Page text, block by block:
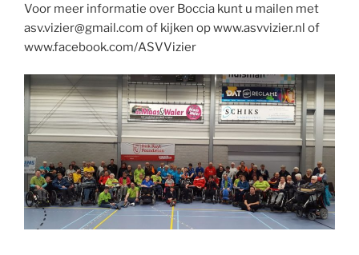
Voor meer informatie over Boccia kunt u mailen met
asv.vizier@gmail.com of kijken op www.asvvizier.nl of
www.facebook.com/ASVVizier